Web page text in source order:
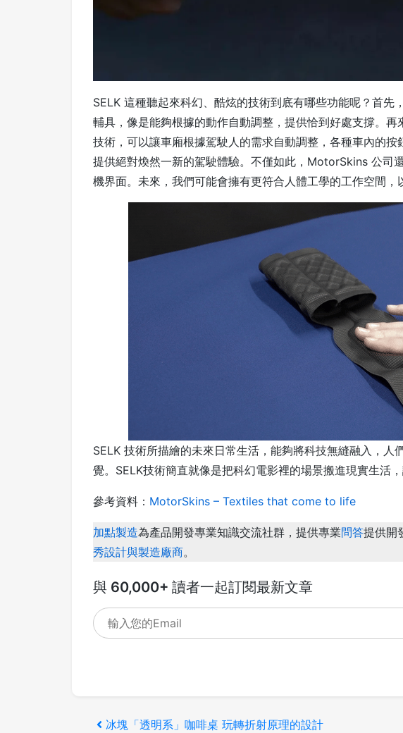
SELK 這種聽起來科幻、酷炫的技術到底有哪些功能呢？首先
輔具，像是能夠根據的動作自動調整，提供恰到好處支撐。
技術，可以讓車廂根據駕駛人的需求自動調整，各種車內的按
提供絕對煥然一新的駕駛體驗。不僅如此，MotorSkins 公司
機界面。未來，我們可能會擁有更符合人體工學的工作空間，
SELK 技術所描繪的未來日常生活，能夠將科技無縫融入，人
覺。SELK技術簡直就像是把科幻電影裡的場景搬進現實生活，
參考資料： MotorSkins – Textiles that come to life
加點製造為產品開發專業知識交流社群，提供專業問答提供開
秀設計與製造廠商。
與 60,000+ 讀者一起訂閱最新文章
上
冰塊「透明系」咖啡桌 玩轉折射原理的設計